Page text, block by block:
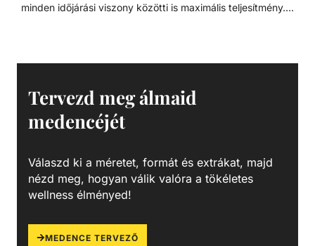
minden időjárási viszony közötti is maximális teljesítmény. 7
eloszlását a homokágy tetején; ami sima, szabadon áramló
teljesítményt biztosít. Precíziósan megtervezett öntisztító
oldalsó csatornák a kiegyensúlyozott áramlás és
folyamatos vízforgatással és szűréssel tudjuk fenn tartani.
Az álló vízben, melyet süt a nap, könnyedén
elszaporodhatnak az algák és más szennyeződések,
egészségére is veszélyesek lehetnek. A szűrőtartály a
Tervezd meg álmaid
medencéjét
Válaszd ki a méretet, formát és extrákat, majd
nézd meg, hogyan válik valóra a tökéletes
wellness élményed!
MEDENCE TERVEZŐ